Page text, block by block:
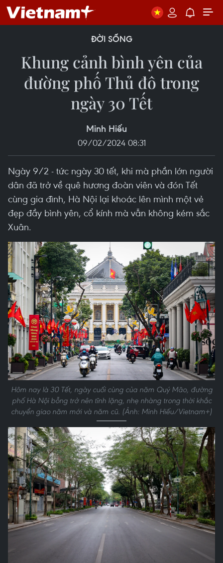
ĐỜI SỐNG
Khung cảnh bình yên của
đường phố Thủ đô trong
ngày 30 Tết
Minh Hiếu
09/02/2024 08:31
Ngày 9/2 - tức ngày 30 tết, khi mà phần lớn người
dân đã trở về quê hương đoàn viên và đón Tết
cùng gia đình, Hà Nội lại khoác lên mình một vẻ
đẹp đầy bình yên, cổ kính mà vẫn không kém sắc
Xuân.
Hôm nay là 30 Tết, ngày cuối cùng của năm Quý Mão, đường
phố Hà Nội bỗng trở nên tĩnh lặng, nhẹ nhàng trong thời khắc
chuyển giao năm mới và năm cũ. (Ảnh: Minh Hiếu/Vietnam+)